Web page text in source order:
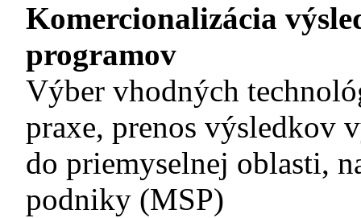
Komercionalizácia
programov
Výber vhodných
praxe, prenos výsledkov
do priemyselnej oblasti,
podniky (MSP)